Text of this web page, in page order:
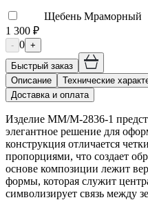
Щебень Мраморный
1 300 ₽
- 0 +
Быстрый заказ
Описание
Технические
Доставка и оплата
Изделие ММ/M-2836-1
элегантное решение для
конструкция отличается
пропорциями, что создает
основе композиции лежит
формы, которая служит
символизирует связь между